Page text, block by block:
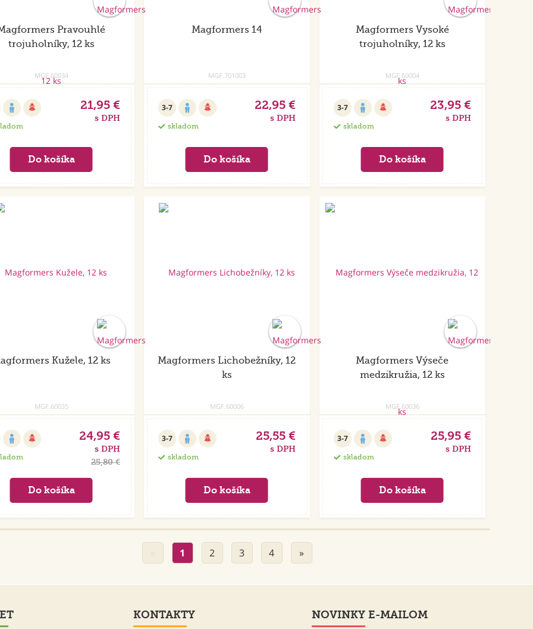
Pravouhlé
trojuholníky, 12 ks
MGF.60034
21,95 €
s DPH
Magformers 14
MGF.701003
3-7
skladom
22,95 €
s DPH
Magformers Vysoké
trojuholníky, 12 ks
MGF.60004
3-7
skladom
23,95 €
s DPH
Kužele, 12 ks
MGF.60035
24,95 €
s DPH
25,80 €
Magformers Lichobežníky, 12
ks
MGF.60006
3-7
skladom
25,55 €
s DPH
Magformers Výseče
medzikružia, 12 ks
MGF.60036
3-7
skladom
25,95 €
s DPH
1 2 3 4 »
KONTAKTY NOVINKY E-MAILOM